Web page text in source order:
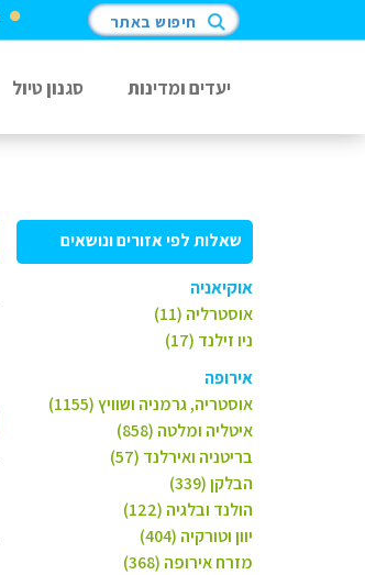
חיפוש באתר
יעדים ומדינות סגנון טיול
שאלות לפי אזורים ונושאים
אוקיאניה
אוסטרליה (11)
ניו זילנד (17)
אירופה
אוסטריה, גרמניה ושוויץ (1155)
איטליה ומלטה (858)
בריטניה ואירלנד (57)
הבלקן (339)
הולנד ובלגיה (122)
יוון וטורקיה (404)
מזרח אירופה (368)